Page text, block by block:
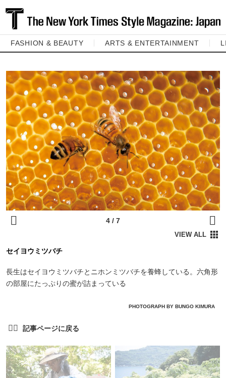
FASHION & BEAUTY ARTS & ENTERTAINMENT
セイヨウミツバチ
長生はセイヨウミツバチとニホンミツバチを養蜂している。六角形
の部屋にたっぷりの蜜が詰まっている
PHOTOGRAPH BY BUNGO KIMURA